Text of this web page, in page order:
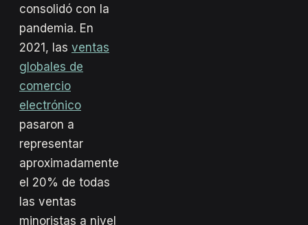
consolidó con la
pandemia. En
2021, las ventas
globales de
comercio
electrónico
pasaron a
representar
aproximadamente
el 20% de todas
las ventas
minoristas a nivel